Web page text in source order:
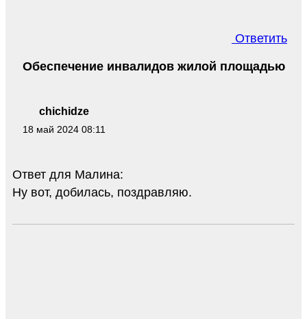
Ответить
chichidze
18 май 2024 08:11
Обеспечение инвалидов жилой площадью
Ответ для Малина:
Ну вот, добилась, поздравляю.